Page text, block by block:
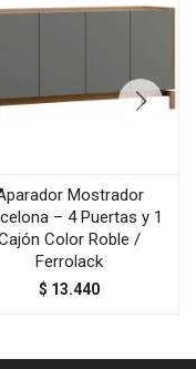
Mostrador
– 4 Puertas y 1
Color Roble /
Ferrolack
$ 13.440